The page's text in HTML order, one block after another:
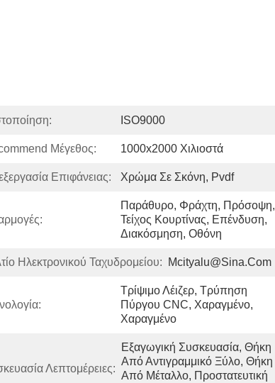
ISO9000
Μέγεθος: 1000x2000 Χιλιοστά
Επιφάνειας: Χρώμα Σε Σκόνη, Pvdf
Παράθυρο, Φράχτη, Πρόσοψη,
Τείχος Κουρτίνας, Επένδυση,
Διακόσμηση, Οθόνη
Ηλεκτρονικού Ταχυδρομείου: Mcityalu@sina.com
Τρίψιμο Λέιζερ, Τρύπηση
Πύργου CNC, Χαραγμένο,
Χαραγμένο
Λεπτομέρειες:
Εξαγωγική Συσκευασία, Θήκη
Από Αντιγραμμικό Ξύλο, Θήκη
Από Μέταλλο, Προστατευτική